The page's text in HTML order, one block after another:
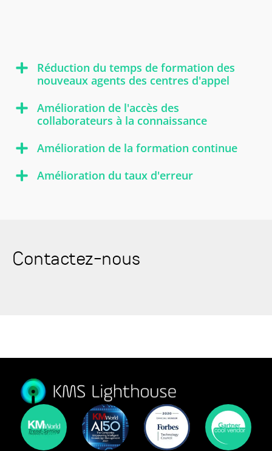
Réduction du temps de formation des
nouveaux agents des centres d'appel
Amélioration de l'accès des
collaborateurs à la connaissance
Amélioration de la formation continue
Amélioration du taux d'erreur
Contactez-nous